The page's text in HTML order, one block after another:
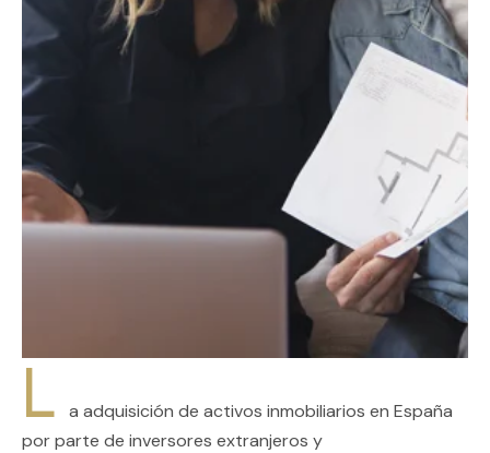
L
a adquisición de activos inmobiliarios en España
por parte de inversores extranjeros y